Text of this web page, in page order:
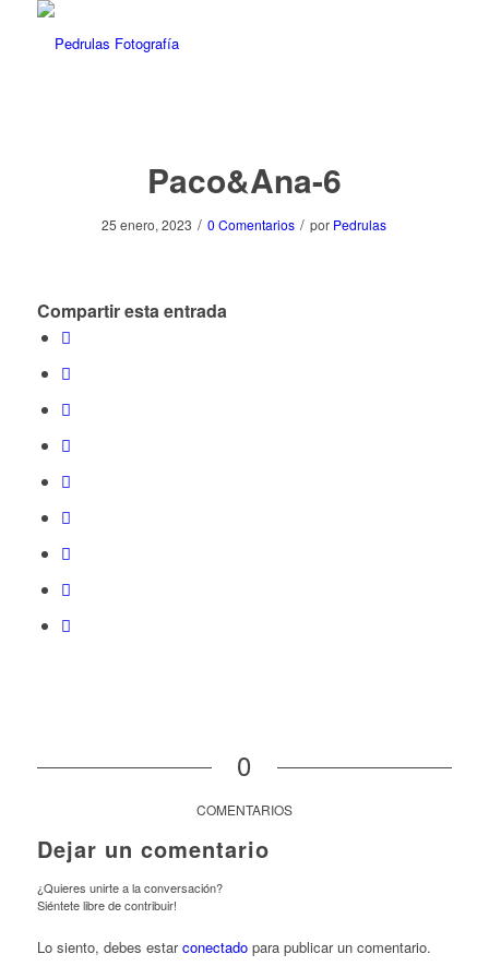
Paco&Ana-6
25 enero, 2023 / 0 Comentarios / por Pedrulas
Compartir esta entrada
0
COMENTARIOS
Dejar un comentario
¿Quieres unirte a la conversación?
Siéntete libre de contribuir!
Lo siento, debes estarconectadopara publicar un comentario.